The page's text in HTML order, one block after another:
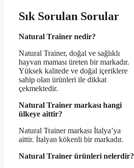
Sık Sorulan Sorular
Natural Trainer nedir?
Natural Trainer, doğal ve sağlıklı
hayvan maması üreten bir markadır.
Yüksek kalitede ve doğal içeriklere
sahip olan ürünleri ile dikkat
çekmektedir.
Natural Trainer markası hangi
ülkeye aittir?
Natural Trainer markası İtalya’ya
aittir. İtalyan kökenli bir markadır.
Natural Trainer ürünleri nelerdir?